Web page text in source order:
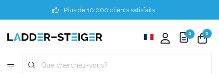
Plus de 10 000 clients satisfaits
0 0